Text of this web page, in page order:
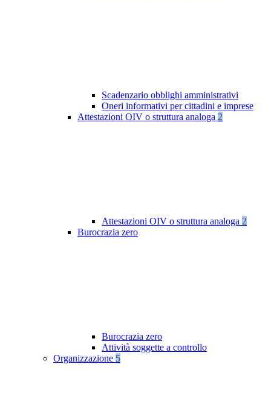
Scadenzario obblighi amministrativi
Oneri informativi per cittadini e imprese
Attestazioni OIV o struttura analoga 2
Attestazioni OIV o struttura analoga 2
Burocrazia zero
Burocrazia zero
Attività soggette a controllo
Organizzazione 5